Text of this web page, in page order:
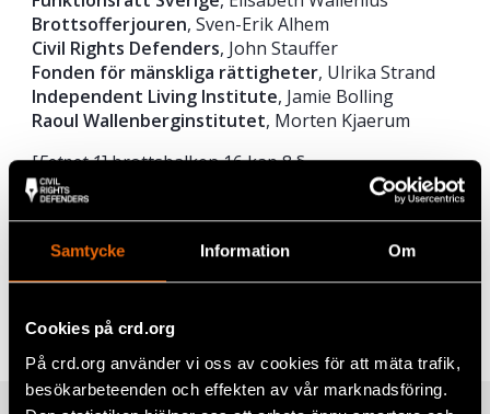
Samtycke Information Om
Cookies på crd.org
På crd.org använder vi oss av cookies för att mäta trafik,
besökarbeteenden och effekten av vår marknadsföring.
Brottsofferjouren, Sven-Erik Alhem
Civil Rights Defenders, John Stauffer
Fonden för mänskliga rättigheter, Ulrika Strand
Independent Living Institute, Jamie Bolling
Raoul Wallenberginstitutet, Morten Kjaerum
[Fotnot 1] brottsbalken 16 kap 8 §
[Fotnot 2
Dela
Twitter
Google+